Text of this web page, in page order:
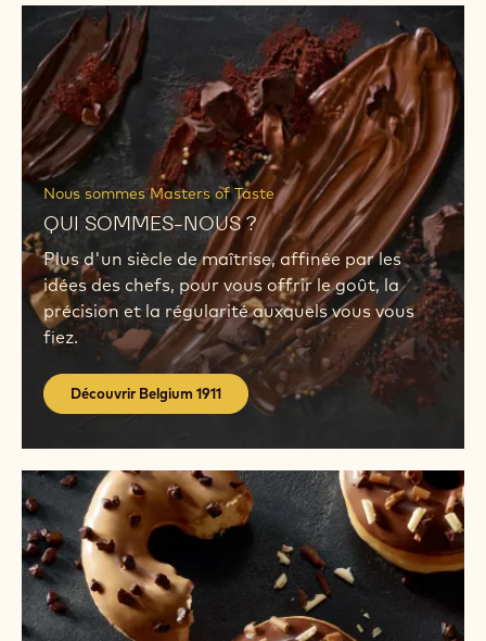
:
Nous sommes Masters of Taste
QUI SOMMES-NOUS ?
Plus d'un siècle de maîtrise, affinée par les
idées des chefs, pour vous offrir le goût, la
précision et la régularité auxquels vous vous
fiez.
Découvrir Belgium 1911
Découvrir
Belgium
1911
Découvrir
Belgium
1911
Les
facteurs
du
goût